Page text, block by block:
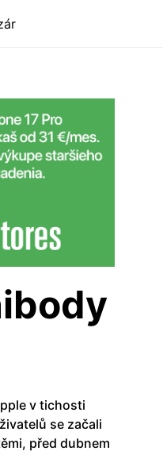
v tichosti
se začali
před dubnem